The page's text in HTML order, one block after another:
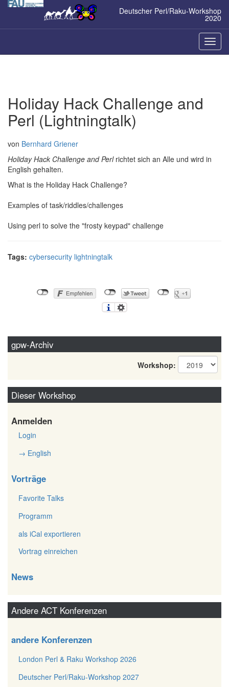
Zum
Deutscher Perl/Raku-Workshop
2020
ein-/
Holiday Hack Challenge and
Perl (Lightningtalk)
von Bernhard Griener
Holiday Hack Challenge and Perlrichtet sich an Alle und wird in
English gehalten.
What is the Holiday Hack Challenge?
Examples of task/riddles/challenges
Using perl to solve the "frosty keypad" challenge
Tags: cybersecurity lightningtalk
gpw-Archiv
Workshop:
Dieser Workshop
Anmelden
Login
→ English
Vorträge
Favorite Talks
Programm
als iCal exportieren
Vortrag einreichen
News
Andere ACT Konferenzen
andere Konferenzen
London Perl & Raku Workshop 2026
Deutscher Perl/Raku-Workshop 2027